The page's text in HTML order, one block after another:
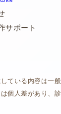
サポート
ている内容は一
個人差があり、